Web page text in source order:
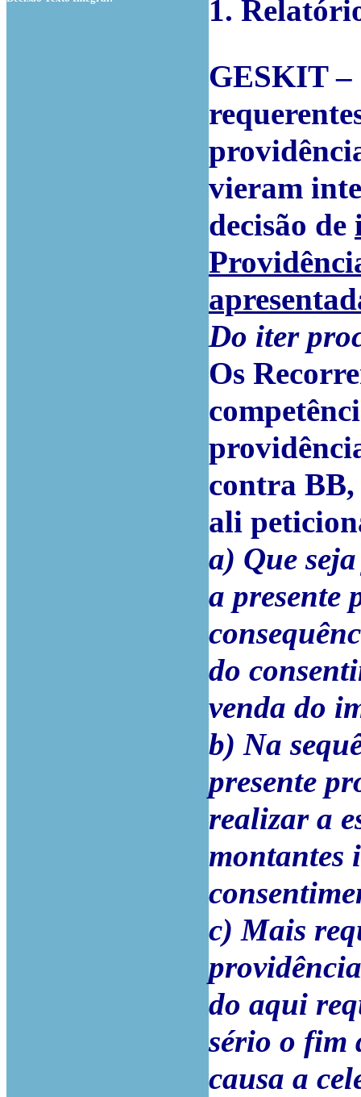
1.
GESKIT –
vieram
decisão de
Do iter
Os
contra BB,
ali
a) Que
a presente
do
venda do
b) Na
presente
realizar a
montantes
c) Mais
do aqui
sério o fim
causa a